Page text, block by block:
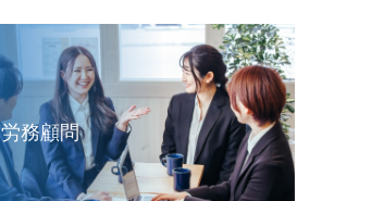
労務顧問